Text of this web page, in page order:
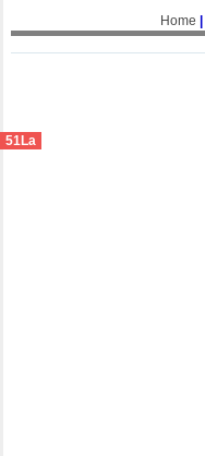
Home
51La